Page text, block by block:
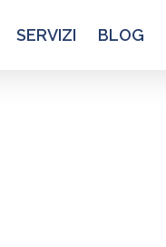
SERVIZI BLOG